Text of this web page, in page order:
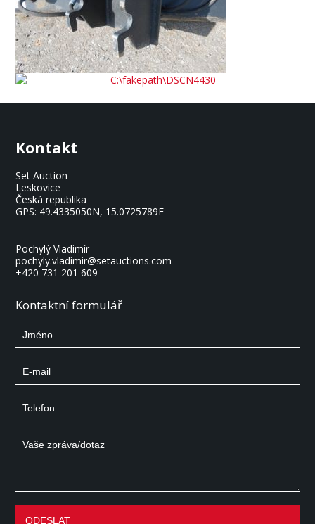
Kontakt
Set Auction
Leskovice
Česká republika
GPS: 49.4335050N, 15.0725789E
Pochylý Vladimír
pochyly.vladimir@setauctions.com
+420 731 201 609
Kontaktní formulář